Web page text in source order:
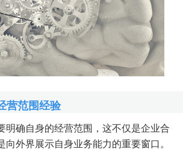
营范围经验
明确自身的经营范围，这不仅是企业合
向外界展示自身业务能力的重要窗口。